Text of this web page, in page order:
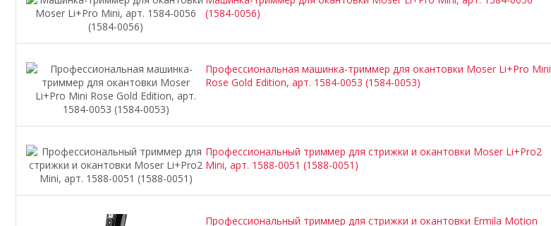
(1584-0056)
Профессиональная машинка-триммер для окантовки Moser Li+Pro Mini
Rose Gold Edition, арт. 1584-0053 (1584-0053)
Профессиональный триммер для стрижки и окантовки Moser Li+Pro2
Mini, арт. 1588-0051 (1588-0051)
Профессиональный триммер для стрижки и окантовки Ermila Motion